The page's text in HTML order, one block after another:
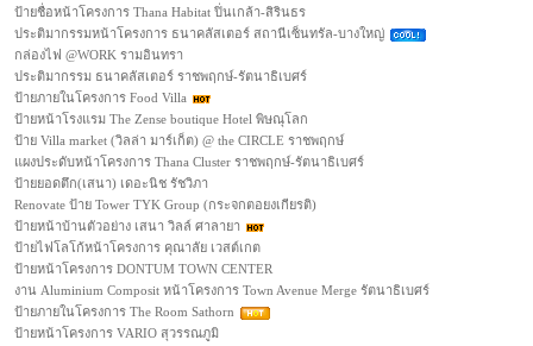
ป้ายชื่อหน้าโครงการ Thana Habitat ปิ่นเกล้า-สิรินธร
ประติมากรรมหน้าโครงการ ธนาคลัสเตอร์ สถานีเซ็นทรัล-บางใหญ่
กล่องไฟ @WORK รามอินทรา
ประติมากรรม ธนาคลัสเตอร์ ราชพฤกษ์-รัตนาธิเบศร์
ป้ายภายในโครงการ Food Villa
ป้ายหน้าโรงแรม The Zense boutique Hotel พิษณุโลก
ป้าย Villa market (วิลล่า มาร์เก็ต) @ the CIRCLE ราชพฤกษ์
แผงประดับหน้าโครงการ Thana Cluster ราชพฤกษ์-รัตนาธิเบศร์
ป้ายยอดตึก(เสนา) เดอะนิช รัชวิภา
Renovate ป้าย Tower TYK Group (กระจกตอยงเกียรติ)
ป้ายหน้าบ้านตัวอย่าง เสนา วิลล์ ศาลายา
ป้ายไฟโลโก้หน้าโครงการ คุณาลัย เวสต์เกต
ป้ายหน้าโครงการ DONTUM TOWN CENTER
งาน Aluminium Composit หน้าโครงการ Town Avenue Merge รัตนาธิเบศร์
ป้ายภายในโครงการ The Room Sathorn
ป้ายหน้าโครงการ VARIO สุวรรณภูมิ